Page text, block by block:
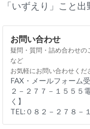
「いずえり」こと
お問い合わせ
疑問・質問・詰め合わせの
など
お気軽にお問い合わせくだ
FAX・メールフォーム
２－２７７－１５５５
く】
TEL:０８２－２７８－